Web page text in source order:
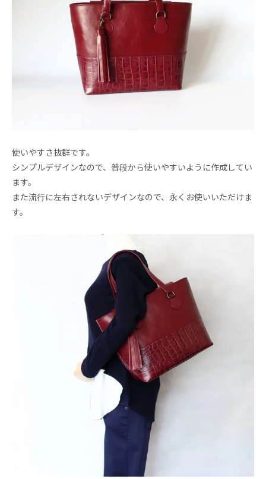
使いやすさ抜群です。
シンプルデザインなので、普段から使いやすいように作成してい
ます。
また流行に左右されないデザインなので、永くお使いいただけま
す。